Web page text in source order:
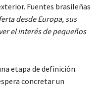
Fuentes brasileñas
desde Europa, sus
el interés de pequeños
etapa de definición.
concretar un